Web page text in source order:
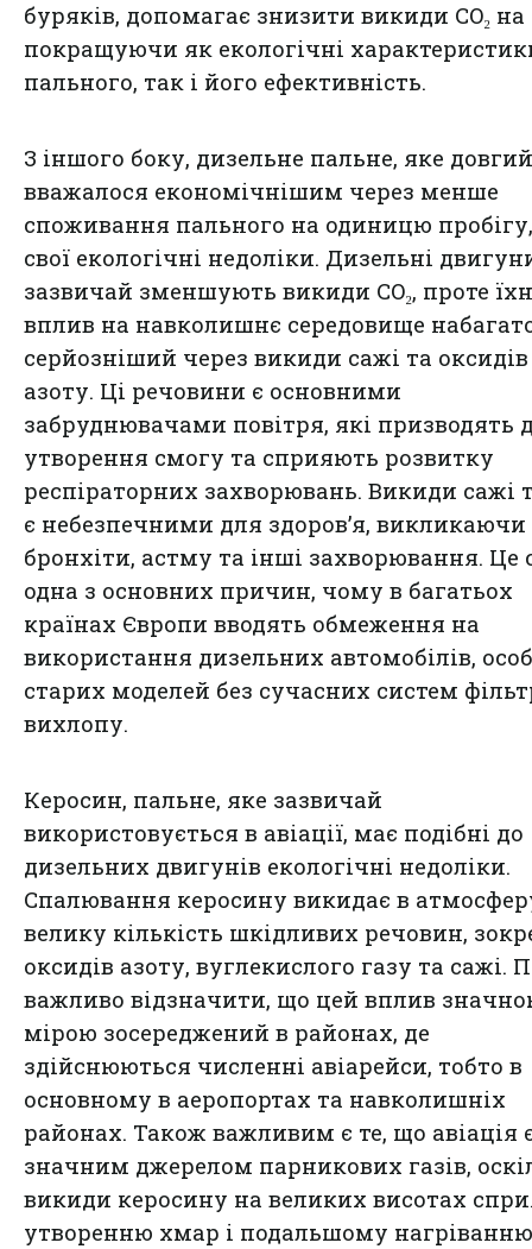
буряків, допомагає знизити викиди CO₂ на
покращуючи як екологічні
пального, так і його ефективність.
З іншого боку, дизельне пальне, яке
вважалося економічнішим через менше
споживання пального на одиницю
свої екологічні недоліки. Дизельні
зазвичай зменшують викиди CO₂, проте
вплив на навколишнє середовище
серйозніший через викиди сажі та оксидів
азоту. Ці речовини є основними
забруднювачами повітря, які призводять
утворення смогу та сприяють розвитку
респіраторних захворювань. Викиди сажі
є небезпечними для здоров’я, викликаючи
бронхіти, астму та інші захворювання. Це
одна з основних причин, чому в багатьох
країнах Європи вводять обмеження на
використання дизельних автомобілів,
старих моделей без сучасних систем
вихлопу.
Керосин, пальне, яке зазвичай
використовується в авіації, має подібні до
дизельних двигунів екологічні недоліки.
Спалювання керосину викидає в
велику кількість шкідливих речовин,
оксидів азоту, вуглекислого газу та сажі.
важливо відзначити, що цей вплив
мірою зосереджений в районах, де
здійснюються численні авіарейси, тобто в
основному в аеропортах та навколишніх
районах. Також важливим є те, що авіація
значним джерелом парникових газів,
викиди керосину на великих висотах
утворенню хмар і подальшому нагріванню